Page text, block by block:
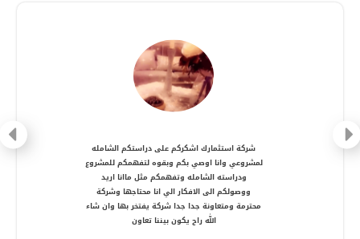
شركة متعاونة، انصح بالتعامل معها ، شكرا أستاذ
أمير